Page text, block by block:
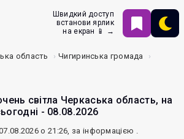
Швидкий доступ
встанови ярлик
на екран 📱 →
область
Чигиринська громада
світла Черкаська область, на
- 08.08.2026
о 21:26, за інформацією .